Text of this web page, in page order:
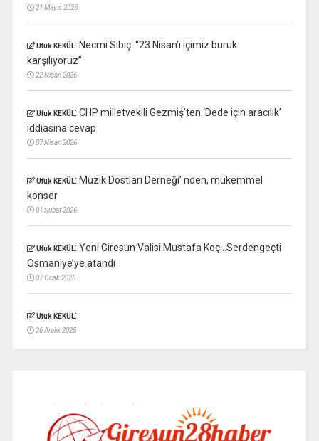
21 Mayıs 2026
Ufuk KEKÜL: Necmi Sıbıç: “23 Nisan’ı içimiz buruk
karşılıyoruz”
22 Nisan 2026
Ufuk KEKÜL: CHP milletvekili Gezmiş’ten ‘Dede için aracılık’
iddiasına cevap
07 Nisan 2026
Ufuk KEKÜL: Müzik Dostları Derneği’ nden, mükemmel
konser
01 Şubat 2026
Ufuk KEKÜL: Yeni Giresun Valisi Mustafa Koç…Serdengeçti
Osmaniye’ye atandı
07 Ocak 2026
Ufuk KEKÜL:
26 Aralık 2025